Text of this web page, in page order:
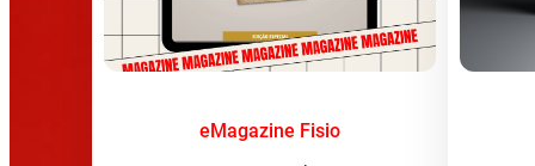
eMagazine Fisio